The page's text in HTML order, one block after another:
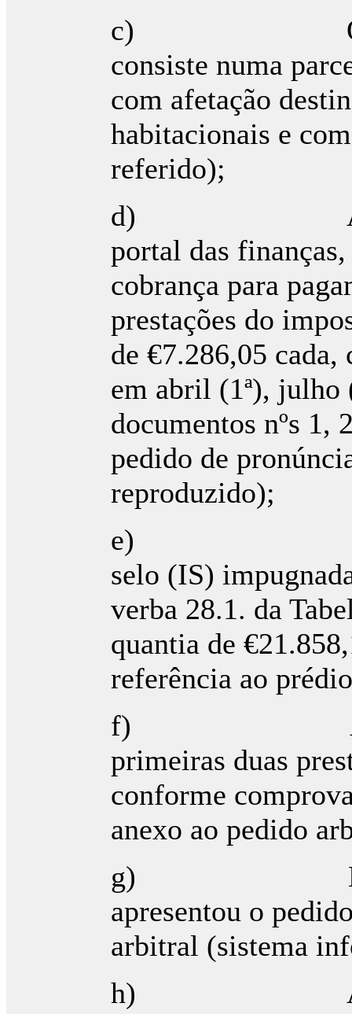
c) O prédio
consiste numa
com afetação
habitacionais e
referido);
d) A
portal das
cobrança para
prestações do
de €7.286,05
em abril (1ª), julho
documentos nºs 1,
pedido de
reproduzido);
e) A
selo (IS)
verba 28.1. da
quantia de
referência ao
f) A
primeiras duas
conforme
anexo ao pedido
g) Em 30-
apresentou o
arbitral (sistema
h) A